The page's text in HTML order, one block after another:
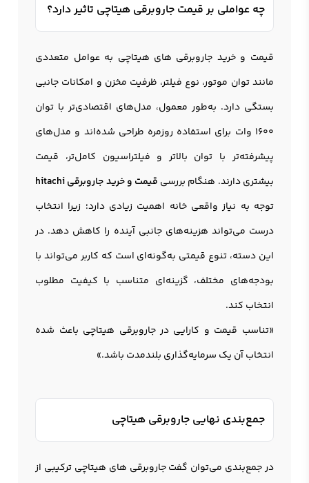
چه عواملی بر قیمت جاروبرقی هیتاچی تاثیر دارد؟
قیمت و خرید جاروبرقی های هیتاچی به عوامل متعددی
مانند توان موتور، نوع فیلتر، ظرفیت مخزن و امکانات جانبی
بستگی دارد. به‌طور معمول، مدل‌های اقتصادی‌تر با توان
1600 وات برای استفاده روزمره طراحی شده‌اند و مدل‌های
پیشرفته‌تر با توان بالاتر و فیلتراسیون کامل‌تر، قیمت
بیشتری دارند. هنگام بررسی قیمت و خرید جاروبرقی hitachi
توجه به نیاز واقعی خانه اهمیت زیادی دارد؛ زیرا انتخاب
درست می‌تواند هزینه‌های جانبی آینده را کاهش دهد. در
این دسته، تنوع قیمتی به‌گونه‌ای است که کاربر می‌تواند با
بودجه‌های مختلف، گزینه‌ای متناسب با کیفیت مطلوب
انتخاب کند.
«تناسب قیمت و کارایی در جاروبرقی هیتاچی باعث شده
انتخاب آن یک سرمایه‌گذاری بلندمدت باشد.»
جمع‌بندی نهایی جاروبرقی هیتاچی
در جمع‌بندی می‌توان گفت جاروبرقی های هیتاچی ترکیبی از